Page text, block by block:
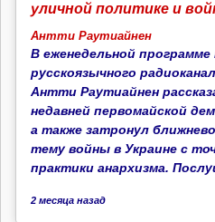
уличной политике и
Антти Раутиайнен
В еженедельной программе
русскоязычного
Антти Раутиайнен
недавней первомайской
а также затронул
тему войны в Украине с
практики анархизма.
2 месяца назад